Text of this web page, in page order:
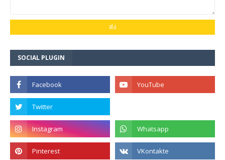
SOCIAL PLUGIN